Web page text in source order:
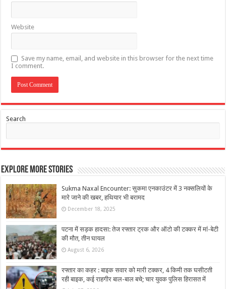
Website
Save my name, email, and website in this browser for the next time
I comment.
Search
Explore More Stories
Sukma Naxal Encounter: सुकमा एनकाउंटर में 3 नक्सलियों के
मारे जाने की खबर, हथियार भी बरामद
December 18, 2025
पटना में सड़क हादसा: तेज रफ्तार ट्रक और ऑटो की टक्कर में मां-बेटी
की मौत, तीन घायल
August 6, 2026
रफ्तार का कहर : बाइक सवार को मारी टक्कर, 4 किमी तक घसीटती
रही बाइक, कई राहगीर बाल-बाल बचे; चार युवक पुलिस हिरासत में